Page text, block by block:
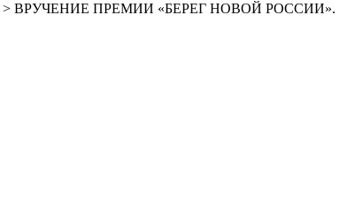
> ВРУЧЕНИЕ ПРЕМИИ «БЕРЕГ НОВОЙ РОССИИ».